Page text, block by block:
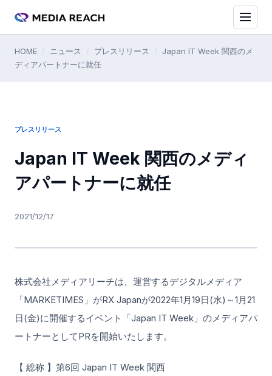
HOME ニュース プレスリリース
Japan IT Week 関西のメ
ディアパートナーに就任
プレスリリース
Japan IT Week 関西のメディ
アパートナーに就任
2021/12/17
株式会社メディアリーチは、運営するデジタルメディア
「MARKETIMES」がRX Japanが2022年1月19日(水)～1月21
日(金)に開催するイベント「Japan IT Week」のメディアパ
ートナーとしてPRを開始いたします。
【 総称 】第6回 Japan IT Week 関西